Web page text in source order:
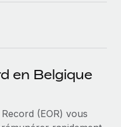
d’IA à Remote grâce à
des outils essentiels
grandes entreprises
de la tech
de manière flexible
de partenariat
en Belgique
(EOR) vous